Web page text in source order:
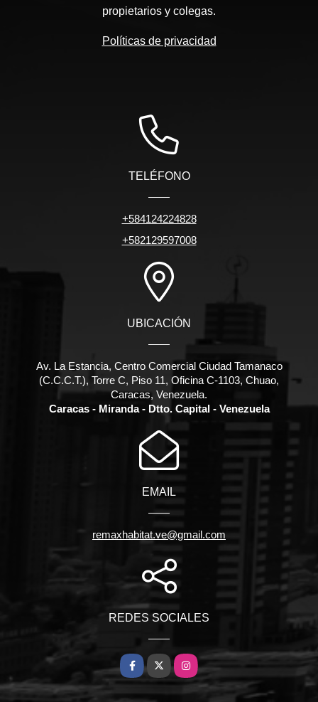
propietarios y colegas.
Políticas de privacidad
TELÉFONO
+584124224828
+582129597008
UBICACIÓN
Av. La Estancia, Centro Comercial Ciudad Tamanaco
(C.C.C.T.), Torre C, Piso 11, Oficina C-1103, Chuao,
Caracas, Venezuela.
Caracas - Miranda - Dtto. Capital - Venezuela
EMAIL
remaxhabitat.ve@gmail.com
REDES SOCIALES
Facebook
X Instagram